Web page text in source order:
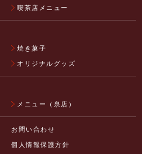
喫茶店メニュー
焼き菓子
オリジナルグッズ
メニュー（泉店）
お問い合わせ
個人情報保護方針